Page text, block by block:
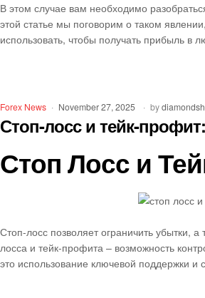
В этом случае вам необходимо
этой статье мы поговорим о таком
использовать, чтобы получать прибыль в
Forex News November 27, 2025 by
Стоп-лосс и тейк-
Стоп Лосс и
Стоп-лосс позволяет ограничить убытки,
лосса и тейк-профита – возможность
это использование ключевой поддержки и